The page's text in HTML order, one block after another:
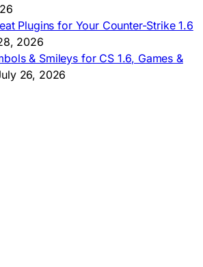
Plugins for Your Counter-Strike 1.6
2026
& Smileys for CS 1.6, Games &
26, 2026